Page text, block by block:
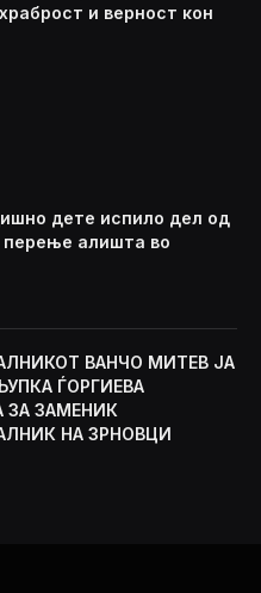
и верност кон
дете испило дел од
перење алишта во
ВАНЧО МИТЕВ ЈА
ЃОРГИЕВА
ЗА ЗАМЕНИК
НА ЗРНОВЦИ